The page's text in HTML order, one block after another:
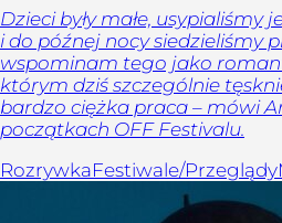
Dzieci były małe, usypialiśmy
i do późnej nocy siedzieliśmy
wspominam tego jako
którym dziś szczególnie
bardzo ciężka praca – mówi
początkach OFF Festivalu.
RozrywkaFestiwale/Przeglądy